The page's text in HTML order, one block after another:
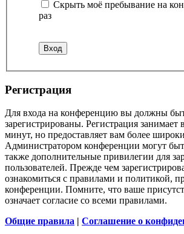
Скрыть моё пребывание на
раз
Регистрация
Для входа на конференцию вы должны
зарегистрированы. Регистрация занимает
минут, но предоставляет вам более
Администратором конференции могут
также дополнительные привилегии для
пользователей. Прежде чем
ознакомиться с правилами и политикой,
конференции. Помните, что ваше
означает согласие со всеми правилами.
Общие правила | Соглашение о